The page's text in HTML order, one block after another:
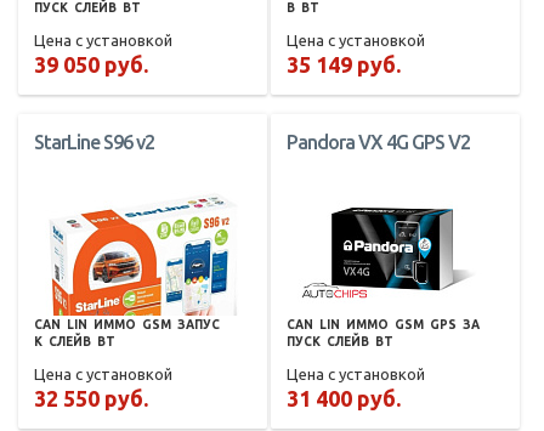
ПУСК СЛЕЙВ BT
Цена с установкой
39 050 руб.
В
BT
Цена с установкой
35 149 руб.
StarLine S96 v2
CAN LIN ИММО GSM ЗАПУС
К СЛЕЙВ BT
Цена с установкой
32 550 руб.
Pandora VX 4G GPS V2
CAN LIN ИММО GSM GPS ЗА
ПУСК СЛЕЙВ BT
Цена с установкой
31 400 руб.